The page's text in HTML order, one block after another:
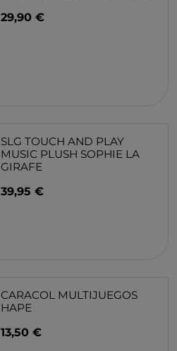
29,90 €
SLG TOUCH AND PLAY
MUSIC PLUSH SOPHIE LA
GIRAFE
39,95 €
CARACOL MULTIJUEGOS
HAPE
13,50 €